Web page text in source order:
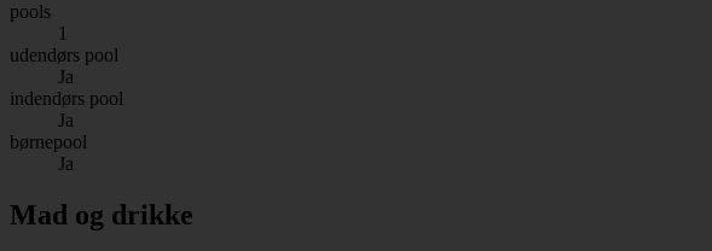
pools
1
udendørs pool
Ja
indendørs pool
Ja
børnepool
Ja
Mad og drikke